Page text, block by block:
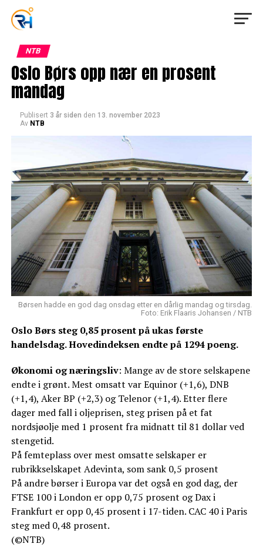
NTB
Oslo Børs opp nær en prosent
mandag
Publisert 3 år siden den 13. november 2023
Av NTB
Børsen hadde en god dag onsdag etter en dårlig mandag og tirsdag.
Foto: Erik Flaaris Johansen / NTB
Oslo Børs steg 0,85 prosent på ukas første
handelsdag. Hovedindeksen endte på 1294 poeng.
Økonomi og næringsliv: Mange av de store selskapene
endte i grønt. Mest omsatt var Equinor (+1,6), DNB
(+1,4), Aker BP (+2,3) og Telenor (+1,4). Etter flere
dager med fall i oljeprisen, steg prisen på et fat
nordsjøolje med 1 prosent fra midnatt til 81 dollar ved
stengetid.
På femteplass over mest omsatte selskaper er
rubrikkselskapet Adevinta, som sank 0,5 prosent
På andre børser i Europa var det også en god dag, der
FTSE 100 i London er opp 0,75 prosent og Dax i
Frankfurt er opp 0,45 prosent i 17-tiden. CAC 40 i Paris
steg med 0,48 prosent.
(©NTB)